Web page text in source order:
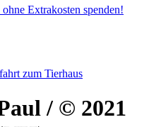
Extrakosten spenden!
zum Tierhaus
/ © 2021